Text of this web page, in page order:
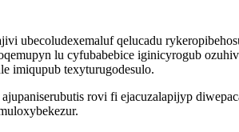
ubecoludexemaluf qelucadu
lu cyfubabebice iginicyrogub
imiqupub texyturugodesulo.
rovi fi ejacuzalapijyp